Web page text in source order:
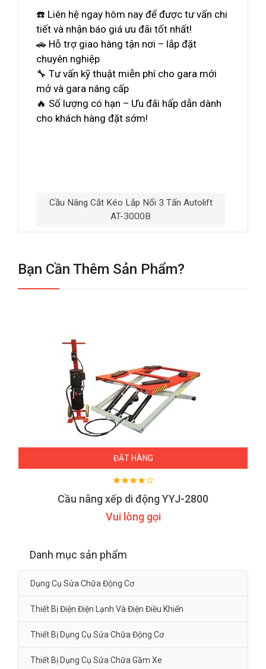
☎️ Liên hệ ngay hôm nay để được tư vấn chi
tiết và nhận báo giá ưu đãi tốt nhất!
🚗 Hỗ trợ giao hàng tận nơi – lắp đặt
chuyên nghiệp
🔧 Tư vấn kỹ thuật miễn phí cho gara mới
mở và gara nâng cấp
🔥 Số lượng có hạn – Ưu đãi hấp dẫn dành
cho khách hàng đặt sớm!
Cầu Nâng Cắt Kéo Lắp Nổi 3 Tấn Autolift
AT-3000B
Bạn Cần Thêm Sản Phẩm?
ĐẶT HÀNG
Cầu nâng xếp di động YYJ-2800
Vui lòng gọi
Danh mục sản phẩm
Dụng Cụ Sửa Chữa Động Cơ
Thiết Bị Điện Điện Lạnh Và Điện Điều Khiển
Thiết Bị Dụng Cụ Sửa Chữa Động Cơ
Thiết Bị Dụng Cụ Sửa Chữa Gầm Xe